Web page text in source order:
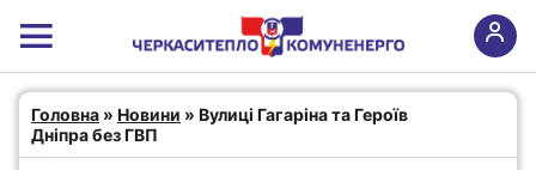
Вулиці Гагаріна та Героїв Дніпра
без ГВП
Головна » Новини » Вулиці Гагаріна та Героїв
Дніпра без ГВП